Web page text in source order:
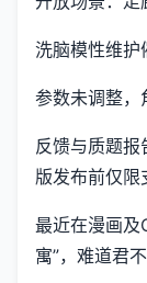
洗脑模性维护
参数未调整，
反馈与质题
版发布前仅限
最近在漫画及
寓”，难道君